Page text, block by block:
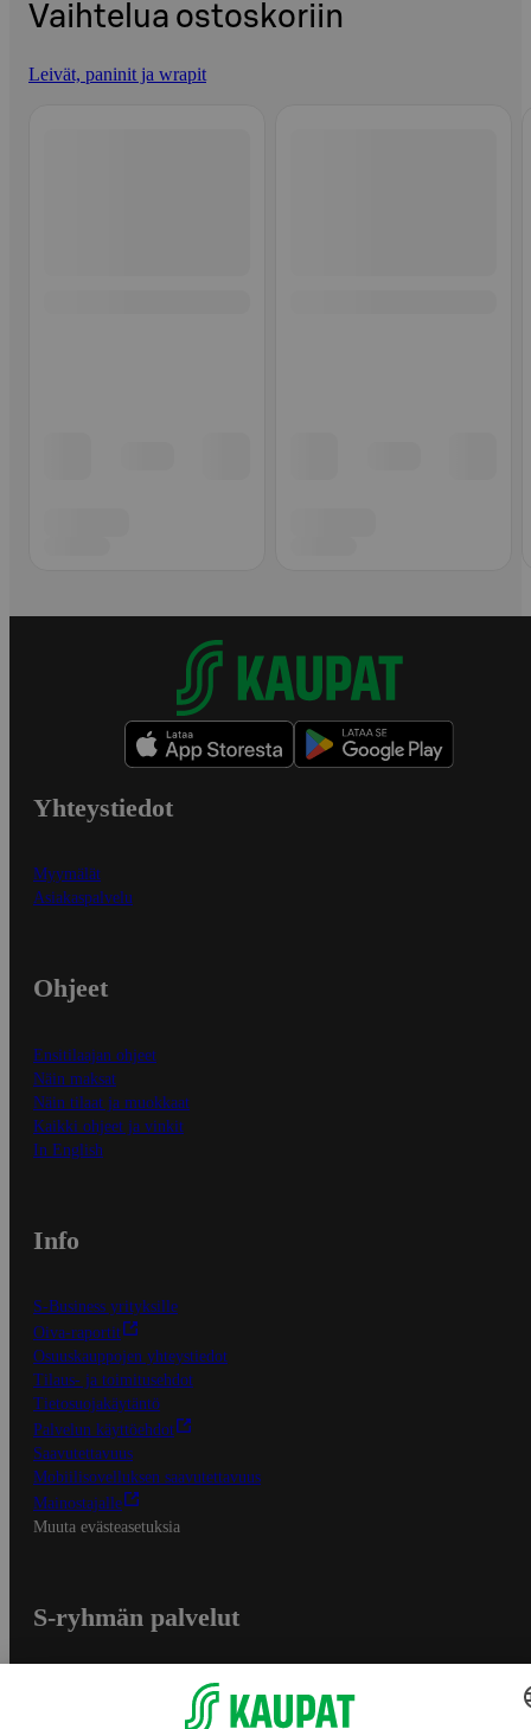
Vaihtelua ostoskoriin
Leivät, paninit ja wrapit
Yhteystiedot
Myymälät
Asiakaspalvelu
Ohjeet
Ensitilaajan ohjeet
Näin maksat
Näin tilaat ja muokkaat
Kaikki ohjeet ja vinkit
In English
Info
S-Business yrityksille
Oiva-raportit
Osuuskauppojen yhteystiedot
Tilaus- ja toimitusehdot
Tietosuojakäytäntö
Palvelun käyttöehdot
Saavutettavuus
Mobiilisovelluksen saavutettavuus
Mainostajalle
Muuta evästeasetuksia
S-ryhmän palvelut